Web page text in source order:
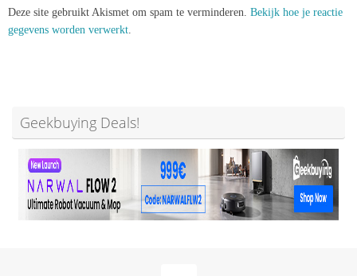
Deze site gebruikt Akismet om spam te verminderen. Bekijk hoe je reactie
gegevens worden verwerkt
Geekbuying Deals!